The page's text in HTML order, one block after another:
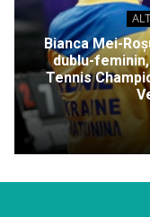
Bianca Mei-
dublu-
Tennis